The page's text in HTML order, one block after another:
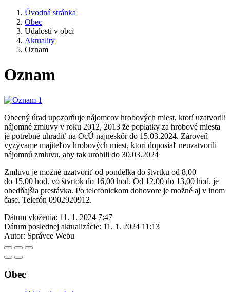
Úvodná stránka
Obec
Udalosti v obci
Aktuality
Oznam
Oznam
Obecný úrad upozorňuje nájomcov hrobových miest, ktorí uzatvorili
nájomné zmluvy v roku 2012, 2013 že poplatky za hrobové miesta
je potrebné uhradiť na OcÚ najneskôr do 15.03.2024. Zároveň
vyzývame majiteľov hrobových miest, ktorí doposiaľ neuzatvorili
nájomnú zmluvu, aby tak urobili do 30.03.2024
Zmluvu je možné uzatvoriť od pondelka do štvrtku od 8,00
do 15,00 hod. vo štvrtok do 16,00 hod. Od 12,00 do 13,00 hod. je
obedňajšia prestávka. Po telefonickom dohovore je možné aj v inom
čase. Telefón 0902920912.
Dátum vloženia: 11. 1. 2024 7:47
Dátum poslednej aktualizácie: 11. 1. 2024 11:13
Autor: Správce Webu
Obec